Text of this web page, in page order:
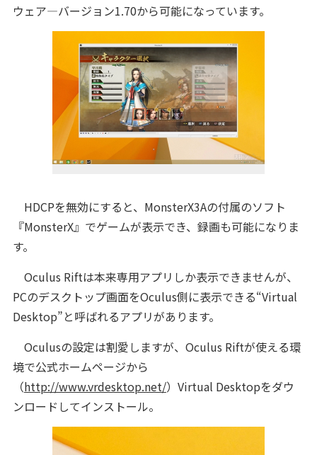
ウェア―バージョン1.70から可能になっています。
HDCPを無効にすると、MonsterX3Aの付属のソフト
『MonsterX』でゲームが表示でき、録画も可能になりま
す。
Oculus Riftは本来専用アプリしか表示できませんが、
PCのデスクトップ画面をOculus側に表示できる“Virtual
Desktop”と呼ばれるアプリがあります。
Oculusの設定は割愛しますが、Oculus Riftが使える環
境で公式ホームページから
（http://www.vrdesktop.net/）Virtual Desktopをダウ
ンロードしてインストール。